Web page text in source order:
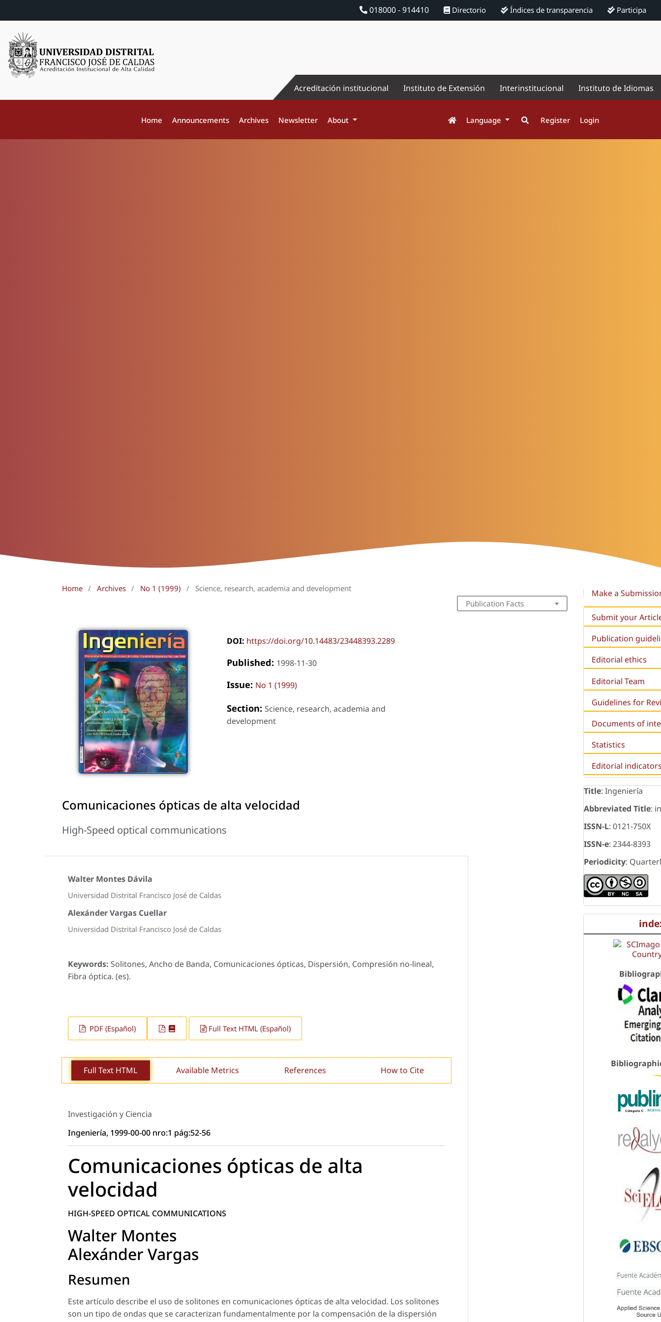
018000 - 914410 Directorio Índices de transparencia Participa
Acreditación institucional Instituto de Extensión Interinstitucional Instituto de Idiomas
Home Announcements Archives Newsletter About Language Register Login
Home / Archives / No 1 (1999) / Science, research, academia and development
DOI: https://doi.org/10.14483/23448393.2289
Published: 1998-11-30
Issue: No 1 (1999)
Section: Science, research, academia and
development
Comunicaciones ópticas de alta velocidad
High-Speed optical communications
Walter Montes Dávila
Universidad Distrital Francisco José de Caldas
Alexánder Vargas Cuellar
Universidad Distrital Francisco José de Caldas
Keywords: Solitones, Ancho de Banda, Comunicaciones ópticas, Dispersión, Compresión no-lineal,
Fibra óptica. (es).
PDF (Español) Full Text HTML (Español)
Full Text HTML Available Metrics References How to Cite
Investigación y Ciencia
Ingeniería, 1999-00-00 nro:1 pág:52-56
Comunicaciones ópticas de alta
velocidad
HIGH-SPEED OPTICAL COMMUNICATIONS
Walter Montes
Alexánder Vargas
Resumen
Este artículo describe el uso de solitones en comunicaciones ópticas de alta velocidad. Los solitones
son un tipo de ondas que se caracterizan fundamentalmente por la compensación de la dispersión
Publication Facts
Make a
Submit your
Publication
Editorial ethics
Editorial Team
Guidelines for
Documents of
Statistics
Editorial
Title: Ingeniería
Abbreviated Title:
ISSN-L: 0121-750X
ISSN-e: 2344-8393
Periodicity: